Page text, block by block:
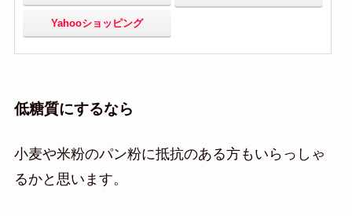
Yahooショッピング
低糖質にするなら
小麦や米粉のパン粉に抵抗のある方もいらっしゃ
るかと思います。